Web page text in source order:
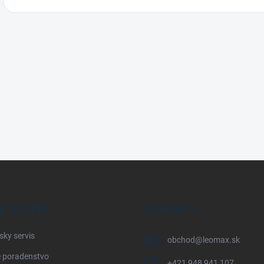
SLUŽBY
servis
poradenstvo
KONTAKT
obchod@ leomax.sk